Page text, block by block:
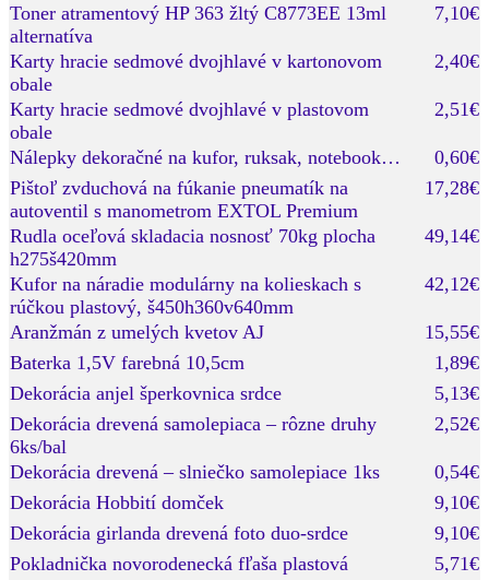
Toner atramentový HP 363 žltý C8773EE 13ml
alternatíva
7,10€
Karty hracie sedmové dvojhlavé v kartonovom
obale
2,40€
Karty hracie sedmové dvojhlavé v plastovom
obale
2,51€
Nálepky dekoračné na kufor, ruksak, notebook…
0,60€
Pištoľ zvduchová na fúkanie pneumatík na
autoventil s manometrom EXTOL Premium
17,28€
Rudla oceľová skladacia nosnosť 70kg plocha
h275š420mm
49,14€
Kufor na náradie modulárny na kolieskach s
rúčkou plastový, š450h360v640mm
42,12€
Aranžmán z umelých kvetov AJ
15,55€
Baterka 1,5V farebná 10,5cm
1,89€
Dekorácia anjel šperkovnica srdce
5,13€
Dekorácia drevená samolepiaca – rôzne druhy
6ks/bal
2,52€
Dekorácia drevená – slniečko samolepiace 1ks
0,54€
Dekorácia Hobbití domček
9,10€
Dekorácia girlanda drevená foto duo-srdce
9,10€
Pokladnička novorodenecká fľaša plastová
5,71€